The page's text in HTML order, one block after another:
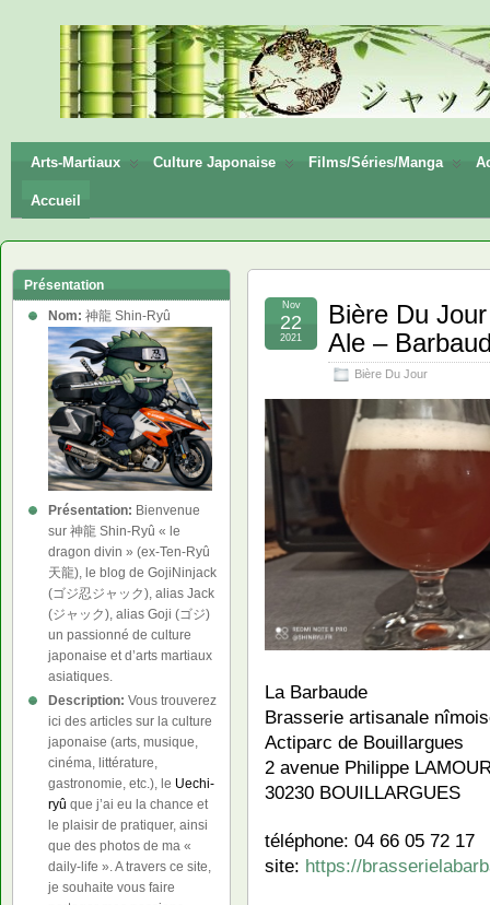
神龍
Shin-
Ryū
Arts-Martiaux Culture Japonaise Films/Séries/Manga
Accueil
Bière Du
Ale –
Bière Du Jour
Nov
22
2021
La Barbaude
Brasserie artisanale
Actiparc de Bouillargues
2 avenue Philippe
30230 BOUILLARGUES
téléphone: 04 66 05 72 17
site: https://
Présentation
Nom: 神龍 Shin-Ryû
Présentation: Bienvenue
sur 神龍 Shin-Ryû « le
dragon divin » (ex-Ten-Ryû
天龍), le blog de GojiNinjack
(ゴジ忍ジャック), alias Jack
(ジャック), alias Goji (ゴジ)
un passionné de culture
japonaise et d’arts martiaux
asiatiques.
Description: Vous trouverez
ici des articles sur la culture
japonaise (arts, musique,
cinéma, littérature,
gastronomie, etc.), le Uechi-
ryû que j’ai eu la chance et
le plaisir de pratiquer, ainsi
que des photos de ma «
daily-life ». A travers ce site,
je souhaite vous faire